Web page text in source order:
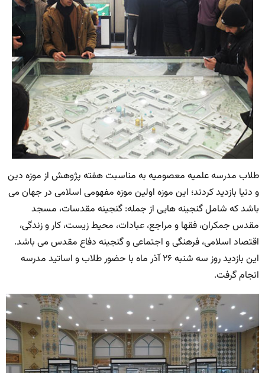
طلاب مدرسه علمیه معصومیه به مناسبت هفته پژوهش از موزه دین
و دنیا بازدید کردند؛ این موزه اولین موزه مفهومی اسلامی در جهان می
باشد که شامل گنجینه هایی از جمله: گنجینه مقدسات، مسجد
مقدس جمکران، فقها و مراجع، عبادات، محیط زیست، کار و زندگی،
اقتصاد اسلامی، فرهنگی و اجتماعی و گنجینه دفاع مقدس می باشد.
این بازدید روز سه شنبه ۲۶ آذر ماه با حضور طلاب و اساتید مدرسه
انجام گرفت.